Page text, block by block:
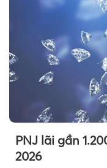
PNJ lãi gần
2026